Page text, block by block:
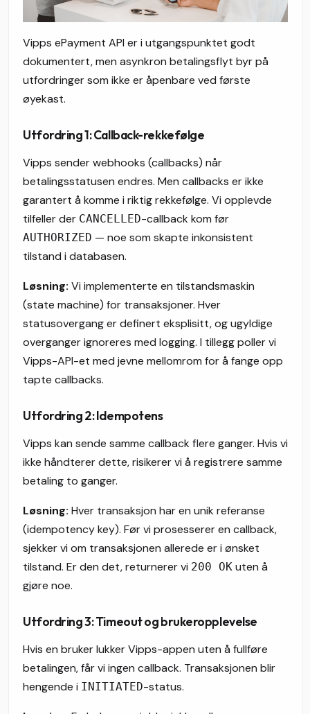
Vipps ePayment API er i utgangspunktet godt
dokumentert, men asynkron betalingsflyt byr på
utfordringer som ikke er åpenbare ved første
øyekast.
Utfordring 1: Callback-rekkefølge
Vipps sender webhooks (callbacks) når
betalingsstatusen endres. Men callbacks er ikke
garantert å komme i riktig rekkefølge. Vi opplevde
tilfeller der CANCELLED-callback kom før
AUTHORIZED — noe som skapte inkonsistent
tilstand i databasen.
Løsning: Vi implementerte en tilstandsmaskin
(state machine) for transaksjoner. Hver
statusovergang er definert eksplisitt, og ugyldige
overganger ignoreres med logging. I tillegg poller vi
Vipps-API-et med jevne mellomrom for å fange opp
tapte callbacks.
Utfordring 2: Idempotens
Vipps kan sende samme callback flere ganger. Hvis vi
ikke håndterer dette, risikerer vi å registrere samme
betaling to ganger.
Løsning: Hver transaksjon har en unik referanse
(idempotency key). Før vi prosesserer en callback,
sjekker vi om transaksjonen allerede er i ønsket
tilstand. Er den det, returnerer vi 200 OK uten å
gjøre noe.
Utfordring 3: Timeout og brukeropplevelse
Hvis en bruker lukker Vipps-appen uten å fullføre
betalingen, får vi ingen callback. Transaksjonen blir
hengende i INITIATED-status.